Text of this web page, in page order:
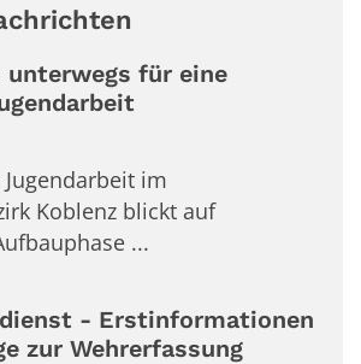
unterwegs für eine
im
Koblenz blickt auf
...
- Erstinformationen
zur Wehrerfassung